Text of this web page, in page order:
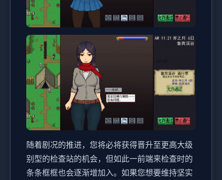
随着剧况的推进，您将必将获得晋升至更高大级
别型的检查站的机会，但如此一前端来检查时的
条条框框也会逐渐增加入。如果您想要维持坚实